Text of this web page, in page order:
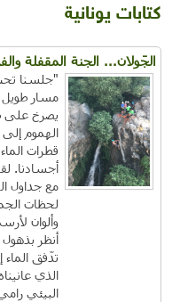
كتابات يونانية
الجَولان... الجنة المقفلة
"جلسنا
مسار طويل
يصرخ على
الهموم
قطرات
أجسادنا.
مع جداول
لحظات
وألوان
أنظر
تدّفق
الذي
البيئي